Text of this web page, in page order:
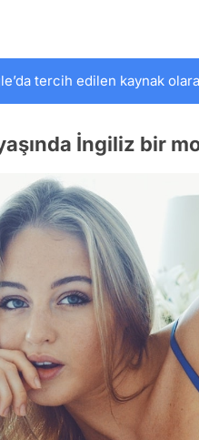
tercih edilen kaynak
İngiliz bir